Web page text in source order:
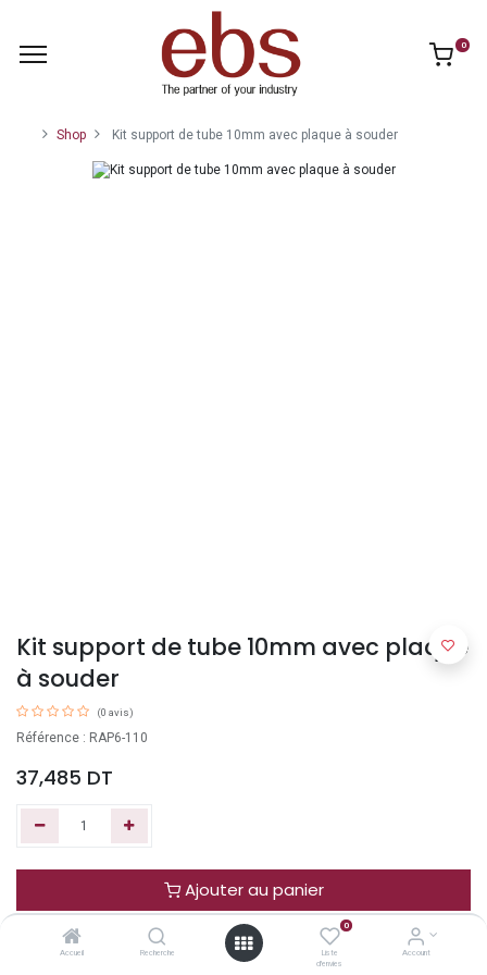
Accueil Recherche
0
Liste
d'envies
Account
0
Shop Kit support de tube 10mm avec plaque à souder
Kit support de tube 10mm avec plaque
à souder
(0 avis)
Référence : RAP6-110
37,485 DT
Ajouter au panier
Acheter maintenant